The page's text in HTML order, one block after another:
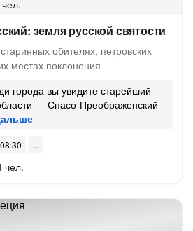
земля русской святости
обителях, петровских
местах поклонения
города вы увидите старейший
— Спасо-Преображенский
чел.